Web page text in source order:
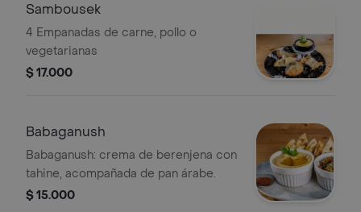
Sambousek
4 Empanadas de carne, pollo o
vegetarianas
$ 17.000
Babaganush
Babaganush: crema de berenjena con
tahine, acompañada de pan árabe.
$ 15.000